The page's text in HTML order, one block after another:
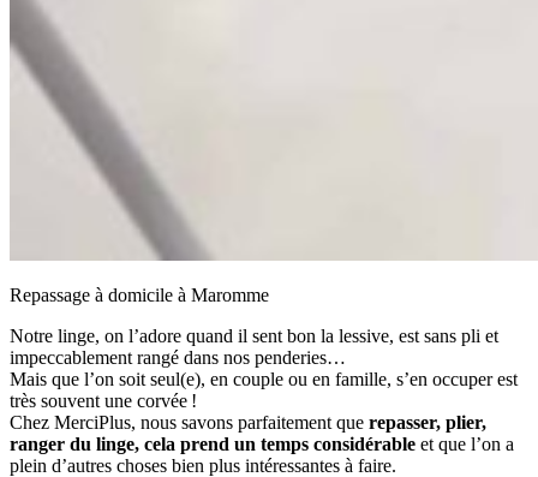
Repassage à domicile à Maromme
Notre linge, on l’adore quand il sent bon la lessive, est sans pli et
impeccablement rangé dans nos penderies…
Mais que l’on soit seul(e), en couple ou en famille, s’en occuper est
très souvent une corvée !
Chez MerciPlus, nous savons parfaitement que repasser, plier,
ranger du linge, cela prend un temps considérable et que l’on a
plein d’autres choses bien plus intéressantes à faire.